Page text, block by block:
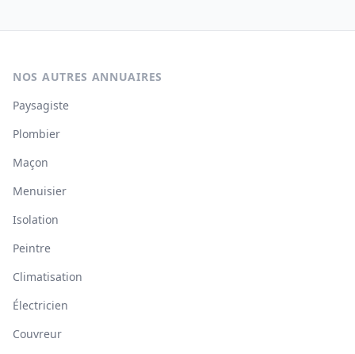
NOS AUTRES ANNUAIRES
Paysagiste
Plombier
Maçon
Menuisier
Isolation
Peintre
Climatisation
Électricien
Couvreur